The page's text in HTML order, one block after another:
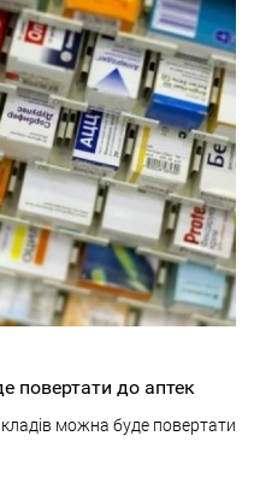
повертати до аптек
можна буде повертати